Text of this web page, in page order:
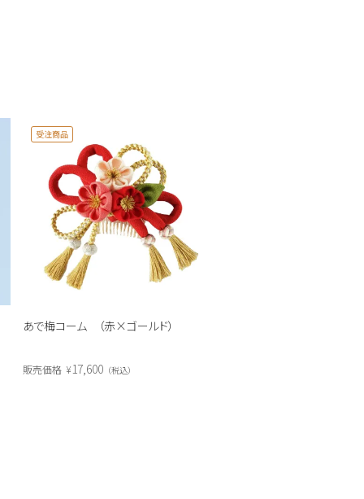
あで梅コーム （赤×ゴールド）
受注商品
販売価格 ¥17,600 税込